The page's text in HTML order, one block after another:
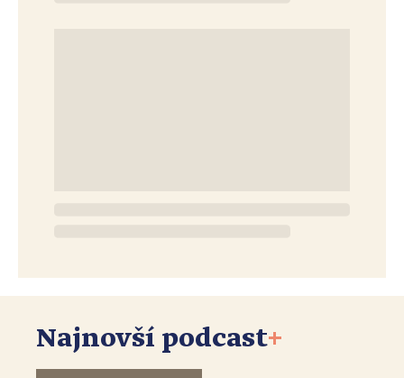
Najnovší podcast+